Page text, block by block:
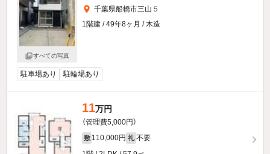
すべての写真
千葉県船橋市三山５
1階建 / 49年8ヶ月 / 木造
駐車場あり 駐輪場あり
11万円
（管理費5,000円）
敷 110,000円 礼 不要